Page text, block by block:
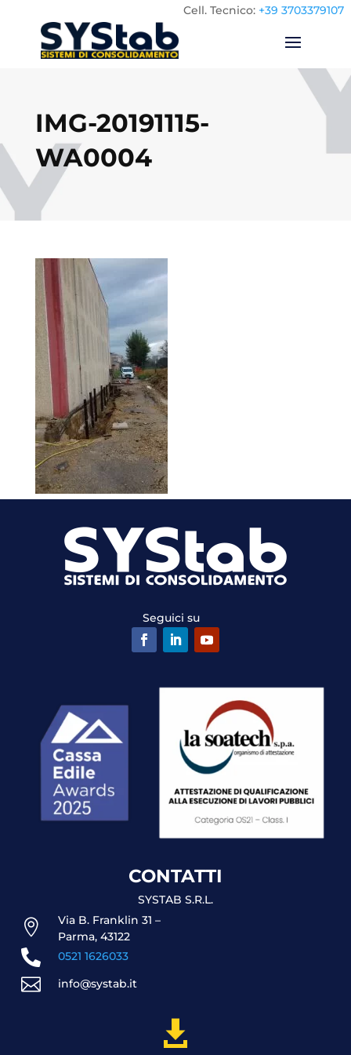
Cell. Tecnico: +39 3703379107
IMG-20191115-
WA0004
Seguici su
CONTATTI
SYSTAB S.R.L.

Via B. Franklin 31 –
Parma, 43122
 0521 1626033
 info@systab.it
